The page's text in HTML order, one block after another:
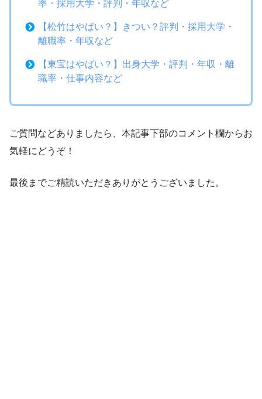
率・採用大学・評判・年収など
【松竹はやばい？】きつい？評判・採用大学・
離職率・年収など
【東宝はやばい？】出身大学・評判・年収・離
職率・仕事内容など
ご質問などありましたら、本記事下部のコメント欄からお
気軽にどうぞ！
最後までご精読いただきありがとうございました。